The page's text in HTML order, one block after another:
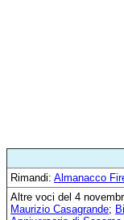
Rimandi: Almanacco
Altre voci del 4
Maurizio Casagrande;